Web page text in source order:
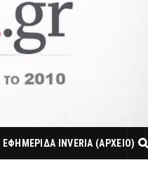
ΕΦΗΜΕΡΙΔΑ INVERIA (ΑΡΧΕΙΟ)